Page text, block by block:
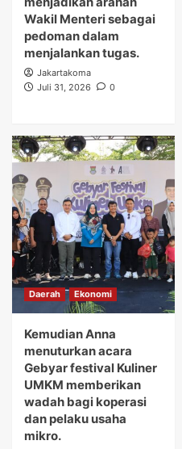
Wakil Menteri sebagai
pedoman dalam
menjalankan tugas.
Jakartakoma
Juli 31, 2026
0
Daerah Ekonomi
Kemudian Anna
menuturkan acara
Gebyar festival Kuliner
UMKM memberikan
wadah bagi koperasi
dan pelaku usaha
mikro.